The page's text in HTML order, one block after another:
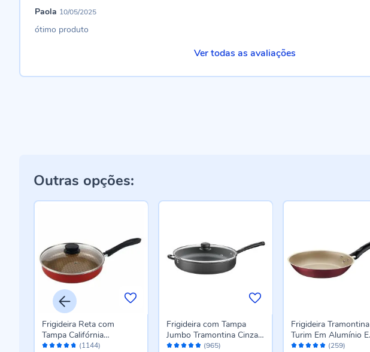
Paola 10/05/2025
ótimo produto
Ver todas as avaliações
Outras opções:
Avaliação: (1144)
Frigideira Reta com
Tampa Califórnia
Tramontina 24Cm -
Avaliação: (965)
Frigideira com Tampa
Jumbo Tramontina Cinza
Escuro - 30cm
Avaliação: (259)
Frigideira Tramontina
Turim Em Alumínio E
Antiaderente 20Cm -